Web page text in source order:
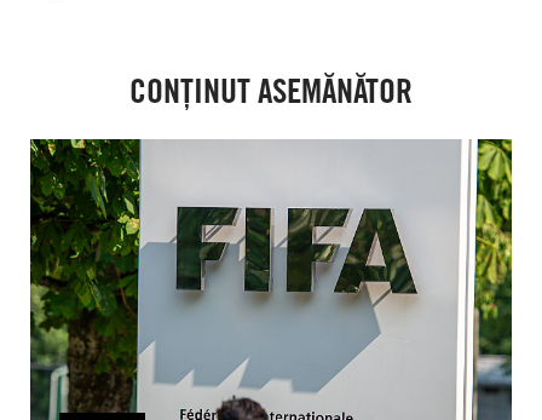
CONȚINUT ASEMĂNĂTOR
FIFA:
Criza
instituțională
arată
necesitatea
urgentă
a
unor
reforme
privind